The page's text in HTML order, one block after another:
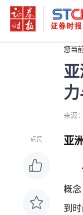
您当
来源
点赞 亚
概
到